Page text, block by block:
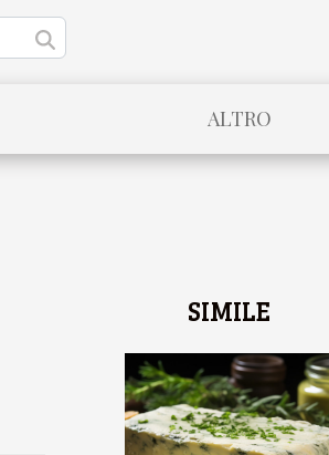
ALTRO
SIMILE